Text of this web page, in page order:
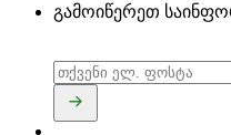
გამოიწერეთ